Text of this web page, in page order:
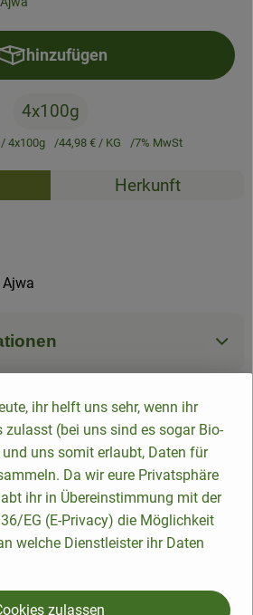
hinzufügen
Produkt zum Warenkorb
4x100g
/ 4x100g 44,98 €/ KG 7% MwSt
Rezepte
Herkunft
Ajwa
ihr helft uns sehr, wenn ihr
zulasst (bei uns sind es sogar Bio-
und uns somit erlaubt, Daten für
Da wir eure Privatsphäre
ihr in Übereinstimmung mit der
EG (E-Privacy) die Möglichkeit
welche Dienstleister ihr Daten
zulassen